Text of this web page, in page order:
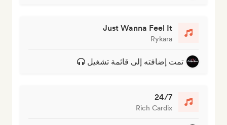
Just Wanna Feel It
Rykara
تمت إضافته إلى قائمة تشغيل
24/7
Rich Cardix